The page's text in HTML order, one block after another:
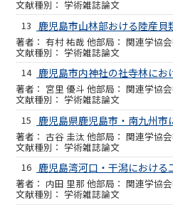
学術雑誌論文
13
鹿児島市山林部おける陸産貝
有村 祐哉 他 関連学協
学術雑誌論文
14 鹿児島市内神社の社寺林にお
宮里 優斗 他 関連学協
学術雑誌論文
15
鹿児島県鹿児島市・南九州市
古谷 圭汰 他 関連学協
学術雑誌論文
16 鹿児島湾河口・干潟における
内田 里那 他 関連学協
学術雑誌論文